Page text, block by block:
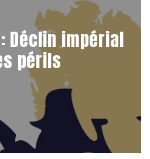
Déclin impérial
périls